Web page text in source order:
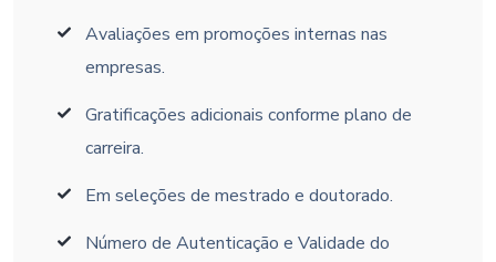
Avaliações em promoções internas nas
empresas.
Gratificações adicionais conforme plano de
carreira.
Em seleções de mestrado e doutorado.
Número de Autenticação e Validade do